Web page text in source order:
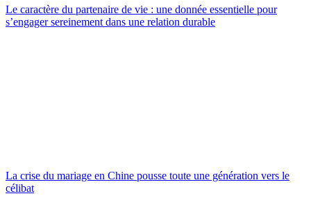
Le caractère du partenaire de vie : une donnée essentielle pour
s’engager sereinement dans une relation durable
La crise du mariage en Chine pousse toute une génération vers le
célibat